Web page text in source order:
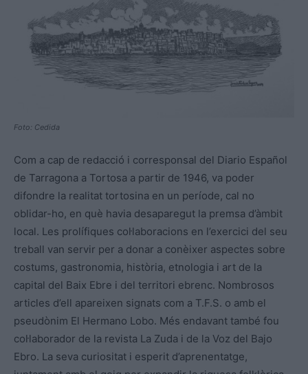
Foto: Cedida
Com a cap de redacció i corresponsal del Diario Español
de Tarragona a Tortosa a partir de 1946, va poder
difondre la realitat tortosina en un període, cal no
oblidar-ho, en què havia desaparegut la premsa d’àmbit
local. Les prolífiques col·laboracions en l’exercici del seu
treball van servir per a donar a conèixer aspectes sobre
costums, gastronomia, història, etnologia i art de la
capital del Baix Ebre i del territori ebrenc. Nombrosos
articles d’ell apareixen signats com a T.F.S. o amb el
pseudònim El Hermano Lobo. Més endavant també fou
col·laborador de la revista La Zuda i de la Voz del Bajo
Ebro. La seva curiositat i esperit d’aprenentatge,